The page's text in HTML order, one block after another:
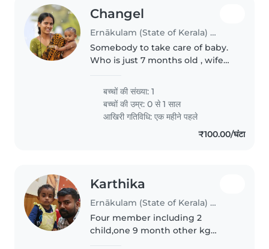
Changel
Ernākulam (State of Kerala) में बेबीसिटिंग की नौकरी
Somebody to take care of baby.
Who is just 7 months old , wife
is WFH
बच्चों की संख्या: 1
बच्चों की उम्र:0 से 1 साल
आखिरी गतिविधि: एक महीने पहले
₹100.00/घंटा
Karthika
Ernākulam (State of Kerala) में बेबीसिटिंग की नौकरी
Four member including 2
child,one 9 month other kg